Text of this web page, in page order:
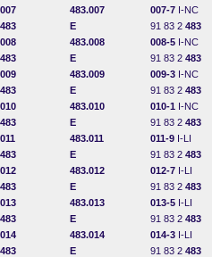
007
483.007
007-7 I-NC
483
008
E
483.008
91 83 2 483
008-5 I-NC
483
009
E
483.009
91 83 2 483
009-3 I-NC
483
010
E
483.010
91 83 2 483
010-1 I-NC
483
011
E
483.011
91 83 2 483
011-9 I-LI
483
012
E
483.012
91 83 2 483
012-7 I-LI
483
013
E
483.013
91 83 2 483
013-5 I-LI
483
014
E
483.014
91 83 2 483
014-3 I-LI
483
E
91 83 2 483